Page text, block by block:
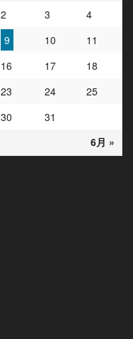
6月 »
2 3
4
9 10
11
16 17
18
23 24
25
30 31